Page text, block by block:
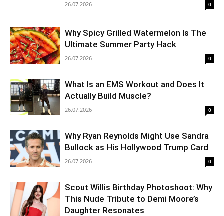
26.07.2026 0
Why Spicy Grilled Watermelon Is The
Ultimate Summer Party Hack
26.07.2026 0
What Is an EMS Workout and Does It
Actually Build Muscle?
26.07.2026 0
Why Ryan Reynolds Might Use Sandra
Bullock as His Hollywood Trump Card
26.07.2026 0
Scout Willis Birthday Photoshoot: Why
This Nude Tribute to Demi Moore’s
Daughter Resonates